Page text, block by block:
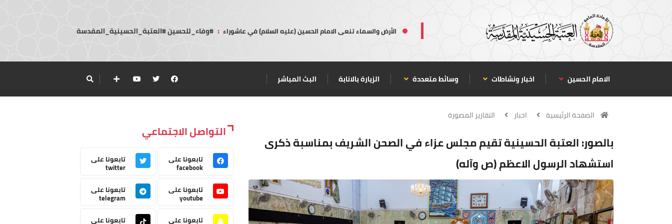
الأرض والسماء تنعى الامام الحسين (عليه السلام) في عاشوراء : #وفاء_للحسين #العتبة_الحسينية_المقدسة
الامام الحسين اخبار ونشاطات وسائط متعددة الزيارة بالانابة البث المباشر
الصفحة الرئيسية اخبار التقارير المصورة
بالصور: العتبة الحسينية تقيم مجلس عزاء في الصحن الشريف بمناسبة ذكرى
استشهاد الرسول الاعظم (ص وآله)
التواصل الاجتماعي
تابعونا على
facebook
تابعونا على
twitter
تابعونا على
youtube
تابعونا على
telegram
تابعونا على
تابعونا على